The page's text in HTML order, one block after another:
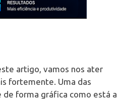
artigo, vamos nos ater
fortemente. Uma das
de forma gráfica como está a